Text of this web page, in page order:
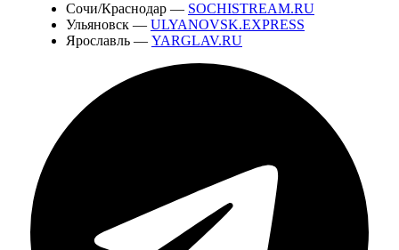
Сочи/Краснодар — SOCHISTREAM.RU
Ульяновск — ULYANOVSK.EXPRESS
Ярославль — YARGLAV.RU